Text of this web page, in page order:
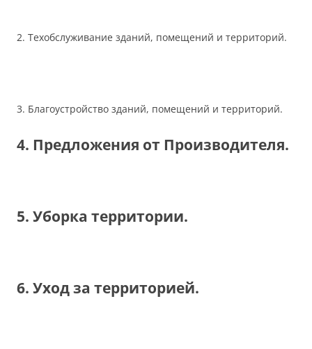
2. Техобслуживание зданий, помещений и территорий.
3. Благоустройство зданий, помещений и территорий.
4. Предложения от Производителя.
5. Уборка территории.
6. Уход за территорией.